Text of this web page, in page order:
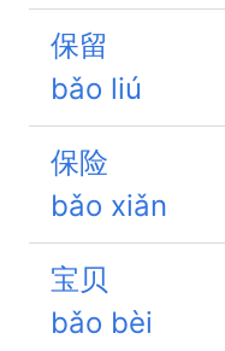
保留
bǎo liú
保险
bǎo xiǎn
宝贝
bǎo bèi